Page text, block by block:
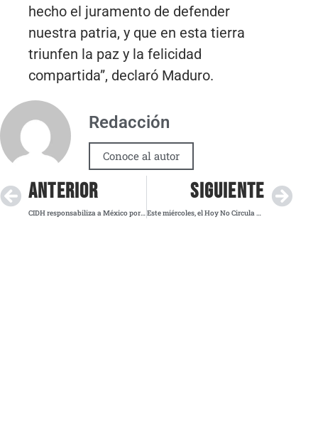
hecho el juramento de defender
nuestra patria, y que en esta tierra
triunfen la paz y la felicidad
compartida”, declaró Maduro.
Redacción
Conoce al autor
ANTERIOR
CIDH responsabiliza a México por violación, tortura y muerte de Ernestina Ascencio
SIGUIENTE
Este miércoles, el Hoy No Circula mantiene restricciones habituales en la Megalópolis